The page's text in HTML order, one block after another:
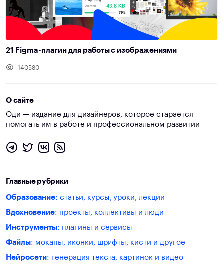
21 Figma-плагин для работы с изображениями
140580
О сайте
Оди — издание для дизайнеров, которое старается
помогать им в работе и профессиональном развитии
Главные рубрики
Образование: статьи, курсы, уроки, лекции
Вдохновение: проекты, коллективы и люди
Инструменты: плагины и сервисы
Файлы: мокапы, иконки, шрифты, кисти и другое
Нейросети: генерация текста, картинок и видео